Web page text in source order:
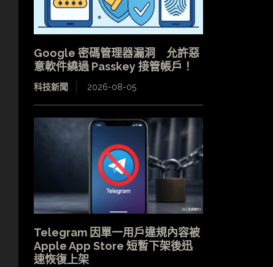
Google 密碼管理器漏洞 允許惡
意軟件繞過 Passkey 接管帳戶！
科技新聞 2026-08-05
Telegram 因單一用戶違規內容被
Apple App Store 短暫下架後迅
速恢復上架